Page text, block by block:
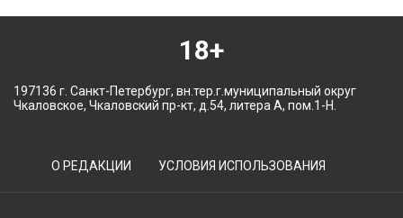
18+
197136 г. Санкт-Петербург, вн.тер.г.муниципальный округ
Чкаловское, Чкаловский пр-кт, д.54, литера А, пом.1-Н.
О РЕДАКЦИИ УСЛОВИЯ ИСПОЛЬЗОВАНИЯ